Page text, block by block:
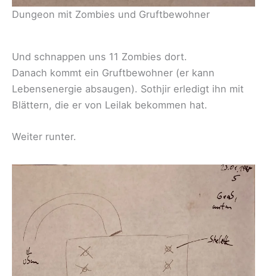
Dungeon mit Zombies und Gruftbewohner
Und schnappen uns 11 Zombies dort.
Danach kommt ein Gruftbewohner (er kann
Lebensenergie absaugen). Sothjir erledigt ihn mit
Blättern, die er von Leilak bekommen hat.
Weiter runter.